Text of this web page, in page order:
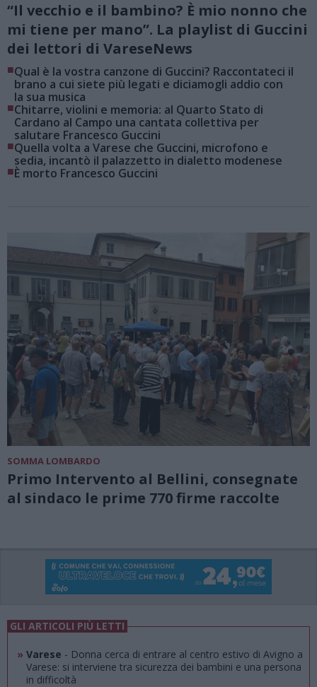
“Il vecchio e il bambino? È mio nonno che
mi tiene per mano”. La playlist di Guccini
dei lettori di VareseNews
■Qual è la vostra canzone di Guccini? Raccontateci il
brano a cui siete più legati e diciamogli addio con
la sua musica
■Chitarre, violini e memoria: al Quarto Stato di
Cardano al Campo una cantata collettiva per
salutare Francesco Guccini
■Quella volta a Varese che Guccini, microfono e
sedia, incantò il palazzetto in dialetto modenese
■È morto Francesco Guccini
SOMMA LOMBARDO
Primo Intervento al Bellini, consegnate
al sindaco le prime 770 firme raccolte
GLI ARTICOLI PIÙ LETTI
» Varese - Donna cerca di entrare al centro estivo di Avigno a
Varese: si interviene tra sicurezza dei bambini e una persona
in difficoltà